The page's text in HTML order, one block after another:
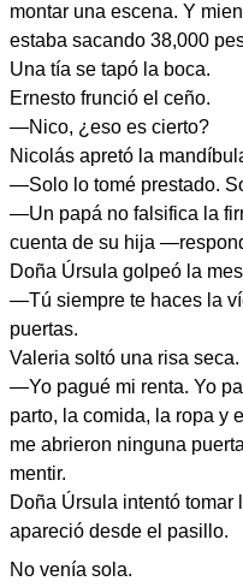
montar una escena. Y
estaba sacando 38,000
Una tía se tapó la boca.
Ernesto frunció el ceño.
—Nico, ¿eso es cierto?
Nicolás apretó la
—Solo lo tomé prestado.
—Un papá no falsifica la
cuenta de su hija
Doña Úrsula golpeó la
—Tú siempre te haces la
puertas.
Valeria soltó una risa seca.
—Yo pagué mi renta. Yo
parto, la comida, la ropa y
me abrieron ninguna
mentir.
Doña Úrsula intentó tomar
apareció desde el pasillo.
No venía sola.